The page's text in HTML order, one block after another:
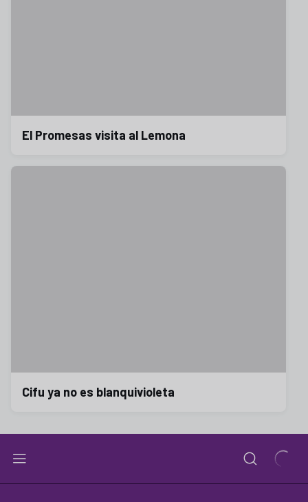
El Promesas visita al Lemona
Cifu ya no es blanquivioleta